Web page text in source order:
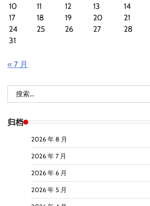
10
11 12 13 14
17
18 19 20 21
24
25 26 27 28
31
« 7 月
索：
归档
2026 年 8 月
2026 年 7 月
2026 年 6 月
2026 年 5 月